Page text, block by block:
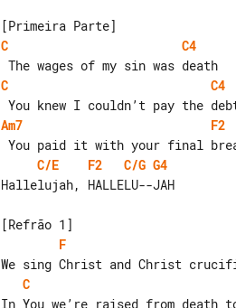
C
C4
C
C4
Am7
F2
C/E
F2 C/G G4
Hallelujah, HALLELU--JAH
F
C